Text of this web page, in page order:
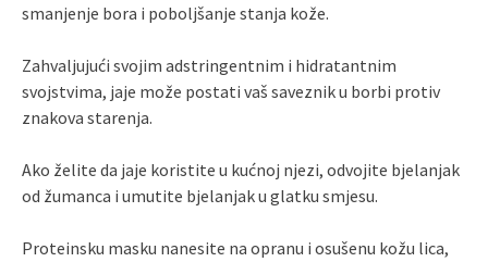
smanjenje bora i poboljšanje stanja kože.
Zahvaljujući svojim adstringentnim i hidratantnim
svojstvima, jaje može postati vaš saveznik u borbi protiv
znakova starenja.
Ako želite da jaje koristite u kućnoj njezi, odvojite bjelanjak
od žumanca i umutite bjelanjak u glatku smjesu.
Proteinsku masku nanesite na opranu i osušenu kožu lica,